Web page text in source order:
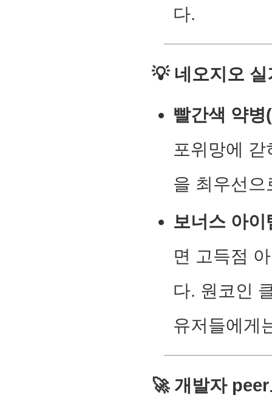
다.
💡 네오지오
빨간색 약
포위망에
을 최우선
보너스 아이
면 고득점
다. 원코인
유저들에게
🚀 개발자